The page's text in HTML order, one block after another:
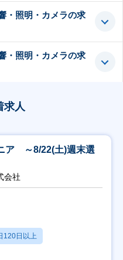
・照明・カメラの求
・照明・カメラの求
求人
ア ～8/22(土)週末選
会社
120日以上